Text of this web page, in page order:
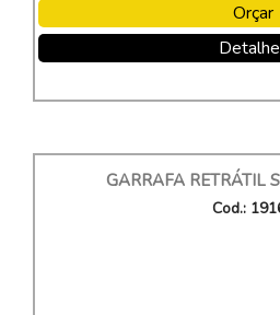
Orçar
GARRAFA RETRÁTIL
Cod.: